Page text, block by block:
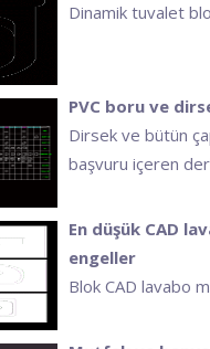
Dinamik tuvalet
PVC boru ve
Dirsek ve bütün
başvuru içeren
En düşük CAD
engeller
Blok CAD lavabo